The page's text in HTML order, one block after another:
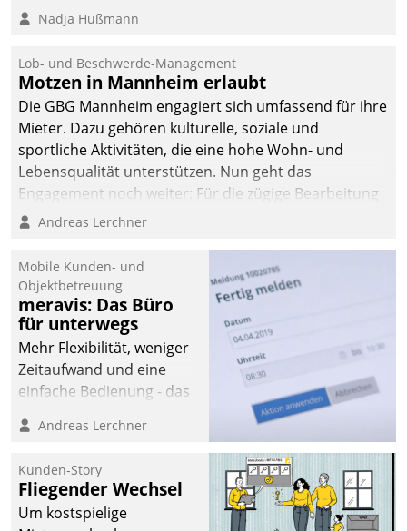
Kunde und smart der Serviceanbieter.
Nadja Hußmann
Lob- und Beschwerde-Management
Motzen in Mannheim erlaubt
Die GBG Mannheim engagiert sich umfassend für ihre
Mieter. Dazu gehören kulturelle, soziale und
sportliche Aktivitäten, die eine hohe Wohn- und
Lebensqualität unterstützen. Nun geht das
Engagement noch weiter: Für die zügige Bearbeitung
von Beschwerden – oder Lob – richtet das
und Beschwerde-Management einen eigenen Kanal
ein.
Andreas Lerchner
Mobile Kunden- und
Objektbetreuung
meravis: Das Büro
für unterwegs
Mehr Flexibilität, weniger
Zeitaufwand und eine
einfache Bedienung - das
Cockpit für mobile
Datatrain. Die meravis
Wohnungsbau- und
Immobilien GmbH hat
Andreas Lerchner
Kunden-Story
Fliegender Wechsel
Um kostspielige